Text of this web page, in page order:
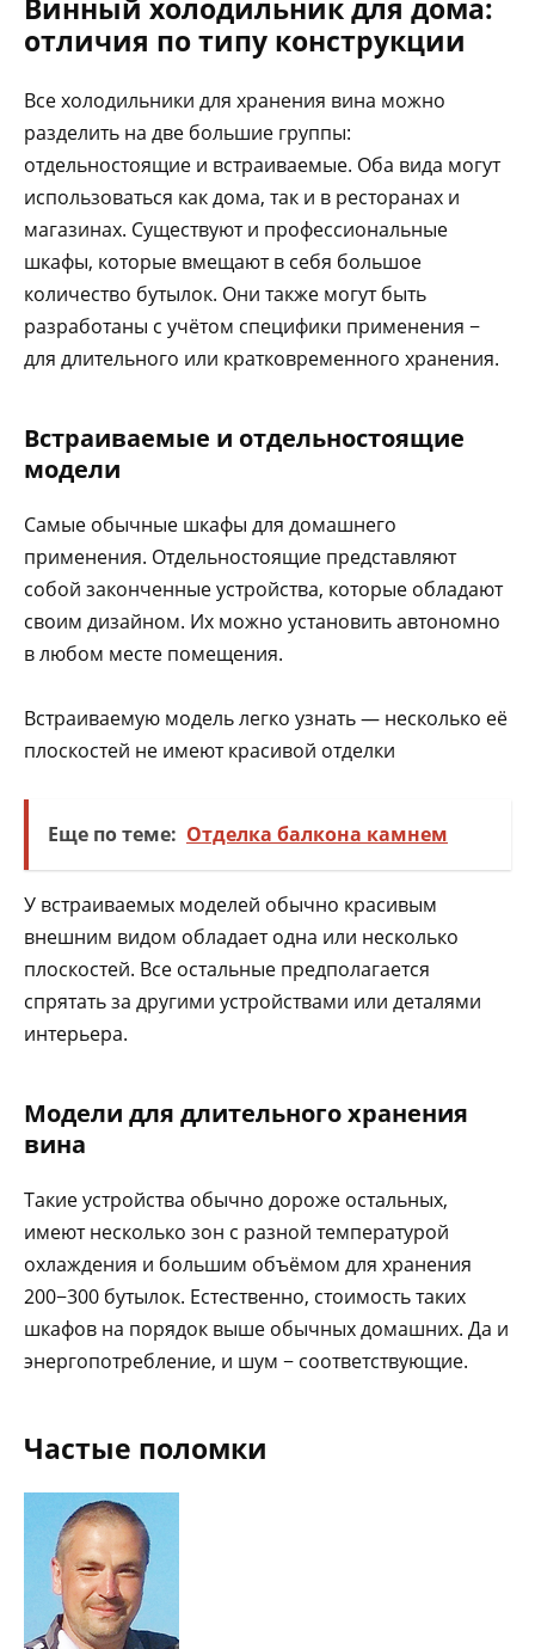
Винный холодильник для дома:
отличия по типу конструкции
Все холодильники для хранения вина можно
разделить на две большие группы:
отдельностоящие и встраиваемые. Оба вида могут
использоваться как дома, так и в ресторанах и
магазинах. Существуют и профессиональные
шкафы, которые вмещают в себя большое
количество бутылок. Они также могут быть
разработаны с учётом специфики применения −
для длительного или кратковременного хранения.
Встраиваемые и отдельностоящие
модели
Самые обычные шкафы для домашнего
применения. Отдельностоящие представляют
собой законченные устройства, которые обладают
своим дизайном. Их можно установить автономно
в любом месте помещения.
Встраиваемую модель легко узнать — несколько её
плоскостей не имеют красивой отделки
Еще по теме: Отделка балкона камнем
У встраиваемых моделей обычно красивым
внешним видом обладает одна или несколько
плоскостей. Все остальные предполагается
спрятать за другими устройствами или деталями
интерьера.
Модели для длительного хранения
вина
Такие устройства обычно дороже остальных,
имеют несколько зон с разной температурой
охлаждения и большим объёмом для хранения
200−300 бутылок. Естественно, стоимость таких
шкафов на порядок выше обычных домашних. Да и
энергопотребление, и шум − соответствующие.
Частые поломки